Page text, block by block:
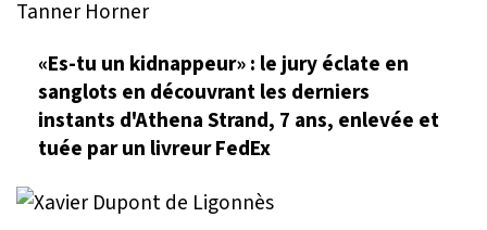
«Es-tu un kidnappeur» : le jury éclate en
sanglots en découvrant les derniers
instants d'Athena Strand, 7 ans, enlevée et
tuée par un livreur FedEx